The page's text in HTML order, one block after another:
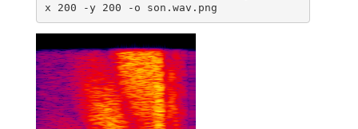
x 200 -y 200 -o son.wav.png